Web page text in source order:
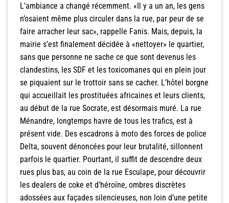
L’ambiance a changé récemment. «Il y a un an, les gens
n’osaient même plus circuler dans la rue, par peur de se
faire arracher leur sac», rappelle Fanis. Mais, depuis, la
mairie s’est finalement décidée à «nettoyer» le quartier,
sans que personne ne sache ce que sont devenus les
clandestins, les SDF et les toxicomanes qui en plein jour
se piquaient sur le trottoir sans se cacher. L’hôtel borgne
qui accueillait les prostituées africaines et leurs clients,
au début de la rue Socrate, est désormais muré. La rue
Ménandre, longtemps havre de tous les trafics, est à
présent vide. Des escadrons à moto des forces de police
Delta, souvent dénoncées pour leur brutalité, sillonnent
parfois le quartier. Pourtant, il suffit de descendre deux
rues plus bas, au coin de la rue Esculape, pour découvrir
les dealers de coke et d’héroïne, ombres discrètes
adossées aux façades silencieuses, non loin d’une petite